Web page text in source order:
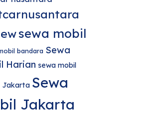
sewa mobil
bandara Sewa
Harian sewa mobil
Jakarta Sewa
Jakarta